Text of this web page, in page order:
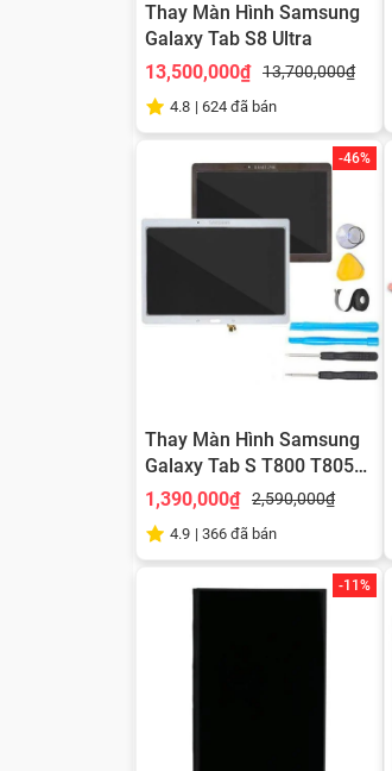
Thay Màn Hình Samsung
Galaxy Tab S8 Ultra
13,500,000₫
13,700,000₫
4.8 | 624 đã bán
-46%
Thay Màn Hình Samsung
Galaxy Tab S T800 T805
Sm-t805
1,390,000₫ 2,590,000₫
4.9 | 366 đã bán
-11%